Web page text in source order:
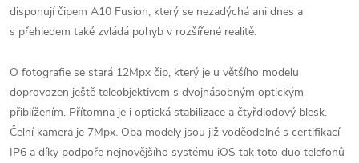
disponují čipem A10 Fusion, který se nezadýchá ani dnes a
s přehledem také zvládá pohyb v rozšířené realitě.
O fotografie se stará 12Mpx čip, který je u většího modelu
doprovozen ještě teleobjektivem s dvojnásobným optickým
přiblížením. Přítomna je i optická stabilizace a čtyřdiodový blesk.
Čelní kamera je 7Mpx. Oba modely jsou již voděodolné s certifikací
IP6 a díky podpoře nejnovějšího systému iOS tak toto duo telefonů